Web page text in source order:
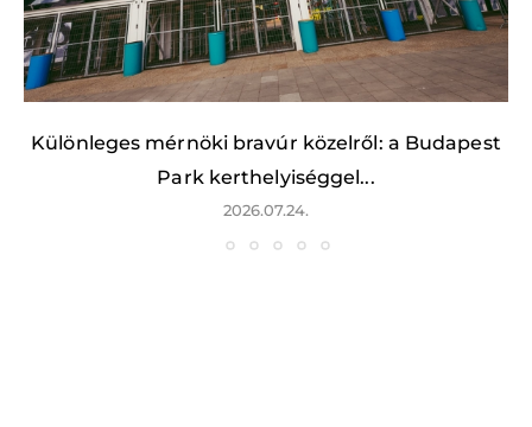
Különleges mérnöki bravúr közelről: a Budapest
Park kerthelyiséggel...
2026.07.24.